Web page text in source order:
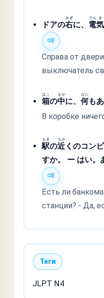
ドアの右
みぎ
に、 電
でん
気
き
Справа от
выключатель
箱
はこ
の中
なか
に、何
なに
も
В коробке
駅
えき
の近
ちか
くのコン
すか。 ー はい。
Есть ли
станции? - Да,
Теги
JLPT N4